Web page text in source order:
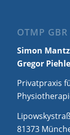
OTMP GBR
Simon Mantz
Gregor
Privatpraxis
81373